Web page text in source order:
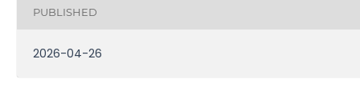
PUBLISHED
2026-04-26